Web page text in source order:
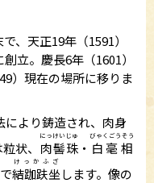
で、天正19年（1591）
立。慶長6年（1601）
）現在の場所に移りま
により鋳造され、肉身
状、 肉髻珠
にっけいじゅ
・ 白毫相
びゃくごうそう
結跏趺坐
けっかふざ
します。像の